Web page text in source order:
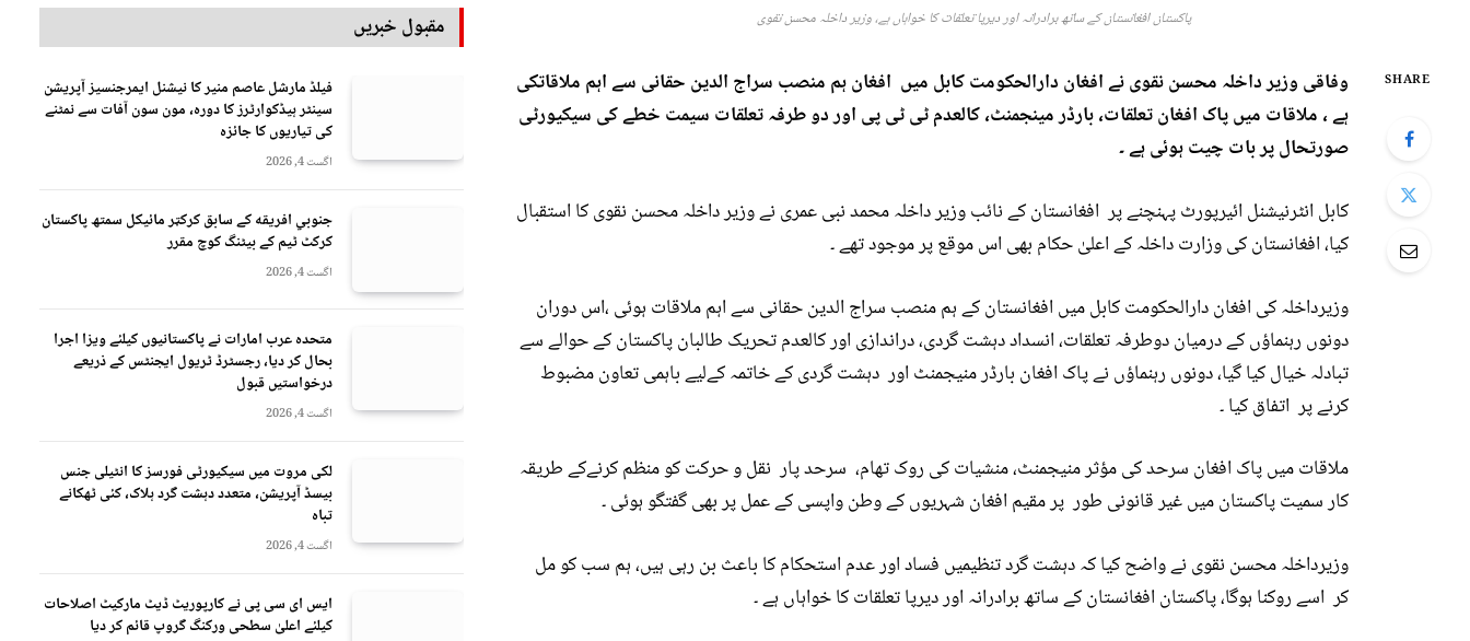
پاکستان افغانستان کے ساتھ برادرانہ اور دیرپا تعلقات کا خواہاں ہے، وزیر داخلہ محسن نقوی
SHARE
وفاقی وزیر داخلہ محسن نقوی نے افغان دارالحکومت کابل میں افغان ہم منصب سراج الدین حقانی سے اہم ملاقاتکی
ہے ، ملاقات میں پاک افغان تعلقات، بارڈر مینجمنٹ، کالعدم ٹی ٹی پی اور دو طرفہ تعلقات سیمت خطے کی سیکیورٹی
صورتحال پر بات چیت ہوئی ہے ۔
کابل انٹرنیشنل ائیرپورٹ پہنچنے پر افغانستان کے نائب وزیر داخلہ محمد نبی عمری نے وزیر داخلہ محسن نقوی کا استقبال
کیا، افغانستان کی وزارت داخلہ کے اعلیٰ حکام بھی اس موقع پر موجود تھے ۔
وزیرداخلہ کی افغان دارالحکومت کابل میں افغانستان کے ہم منصب سراج الدین حقانی سے اہم ملاقات ہوئی ،اس دوران
دونوں رہنماؤں کے درمیان دوطرفہ تعلقات، انسداد دہشت گردی، دراندازی اور کالعدم تحریک طالبان پاکستان کے حوالے سے
تبادلہ خیال کیا گیا، دونوں رہنماؤں نے پاک افغان بارڈر منیجمنٹ اور دہشت گردی کے خاتمہ کےلیے باہمی تعاون مضبوط
کرنے پر اتفاق کیا ۔
ملاقات میں پاک افغان سرحد کی مؤثر منیجمنٹ، منشیات کی روک تھام، سرحد پار نقل و حرکت کو منظم کرنےکے طریقہ
کار سمیت پاکستان میں غیر قانونی طور پر مقیم افغان شہریوں کے وطن واپسی کے عمل پر بھی گفتگو ہوئی ۔
وزیرداخلہ محسن نقوی نے واضح کیا کہ دہشت گرد تنظیمیں فساد اور عدم استحکام کا باعث بن رہی ہیں، ہم سب کو مل
کر اسے روکنا ہوگا، پاکستان افغانستان کے ساتھ برادرانہ اور دیرپا تعلقات کا خواہاں ہے ۔
مقبول خبریں
فیلڈ مارشل عاصم منیر کا نیشنل ایمرجنسیز آپریشن
سینٹر ہیڈکوارٹرز کا دورہ، مون سون آفات سے نمٹنے
کی تیاریوں کا جائزہ
اگست 4, 2026
جنوبي افريقه کے سابق کرکټر مائیکل سمتھ پاکستان
کرکٹ ٹیم کے بیٹنگ کوچ مقرر
اگست 4, 2026
متحدہ عرب امارات نے پاکستانیوں کیلئے ویزا اجرا
بحال کر دیا، رجسٹرڈ ٹریول ایجنٹس کے ذریعے
درخواستیں قبول
اگست 4, 2026
لکی مروت میں سیکیورٹی فورسز کا انٹیلی جنس
بیسڈ آپریشن، متعدد دہشت گرد ہلاک، کئی ٹھکانے
تباہ
اگست 4, 2026
ایس ای سی پی نے کارپوریٹ ڈیٹ مارکیٹ اصلاحات
کیلئے اعلیٰ سطحی ورکنگ گروپ قائم کر دیا